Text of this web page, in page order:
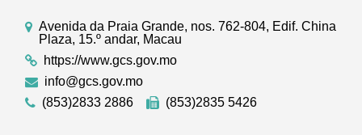
Avenida da Praia Grande, nos. 762-804, Edif. China
Plaza, 15.º andar, Macau
https://www.gcs.gov.mo
info@gcs.gov.mo
(853)2833 2886
(853)2835 5426